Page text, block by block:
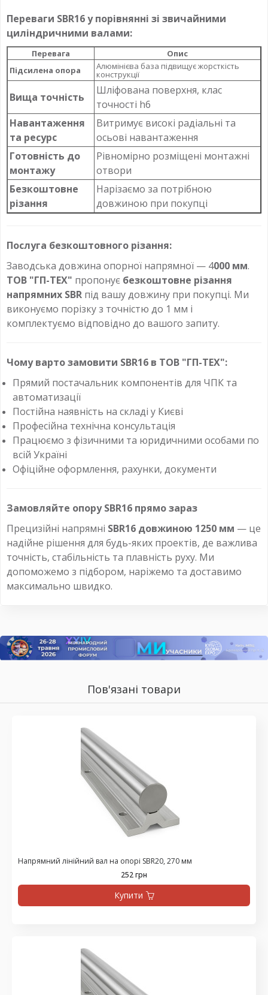
Переваги SBR16 у порівнянні зі звичайними
циліндричними валами:
Перевага
Опис
Підсилена опора
Алюмінієва база підвищує жорсткість
конструкції
Вища точність
Шліфована поверхня, клас
точності h6
Навантаження
та ресурс
Витримує високі радіальні та
осьові навантаження
Готовність до
монтажу
Рівномірно розміщені монтажні
отвори
Безкоштовне
різання
Нарізаємо за потрібною
довжиною при покупці
Послуга безкоштовного різання:
Заводська довжина опорної напрямної — 4000 мм.
ТОВ "ГП-ТЕХ" пропонує безкоштовне різання
напрямних SBR під вашу довжину при покупці. Ми
виконуємо порізку з точністю до 1 мм і
комплектуємо відповідно до вашого запиту.
Чому варто замовити SBR16 в ТОВ "ГП-ТЕХ":
Прямий постачальник компонентів для ЧПК та
автоматизації
Постійна наявність на складі у Києві
Професійна технічна консультація
Працюємо з фізичними та юридичними особами по
всій Україні
Офіційне оформлення, рахунки, документи
Замовляйте опору SBR16 прямо зараз
Прецизійні напрямні SBR16 довжиною 1250 мм — це
надійне рішення для будь-яких проектів, де важлива
точність, стабільність та плавність руху. Ми
допоможемо з підбором, наріжемо та доставимо
максимально швидко.
Пов'язані товари
Напрямний лінійний вал на опорі SBR20, 270 мм
252 грн
Купити